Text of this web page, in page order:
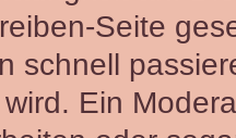
Seite
schnell
Ein